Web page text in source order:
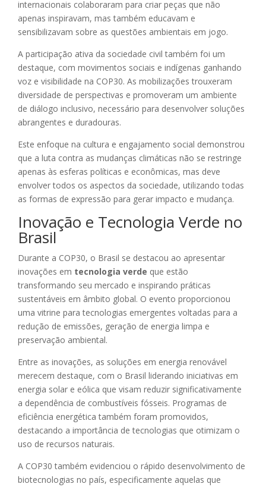
internacionais colaboraram para criar peças que não
apenas inspiravam, mas também educavam e
sensibilizavam sobre as questões ambientais em jogo.
A participação ativa da sociedade civil também foi um
destaque, com movimentos sociais e indígenas ganhando
voz e visibilidade na COP30. As mobilizações trouxeram
diversidade de perspectivas e promoveram um ambiente
de diálogo inclusivo, necessário para desenvolver soluções
abrangentes e duradouras.
Este enfoque na cultura e engajamento social demonstrou
que a luta contra as mudanças climáticas não se restringe
apenas às esferas políticas e econômicas, mas deve
envolver todos os aspectos da sociedade, utilizando todas
as formas de expressão para gerar impacto e mudança.
Inovação e Tecnologia Verde no
Brasil
Durante a COP30, o Brasil se destacou ao apresentar
inovações em tecnologia verde que estão
transformando seu mercado e inspirando práticas
sustentáveis em âmbito global. O evento proporcionou
uma vitrine para tecnologias emergentes voltadas para a
redução de emissões, geração de energia limpa e
preservação ambiental.
Entre as inovações, as soluções em energia renovável
merecem destaque, com o Brasil liderando iniciativas em
energia solar e eólica que visam reduzir significativamente
a dependência de combustíveis fósseis. Programas de
eficiência energética também foram promovidos,
destacando a importância de tecnologias que otimizam o
uso de recursos naturais.
A COP30 também evidenciou o rápido desenvolvimento de
biotecnologias no país, especificamente aquelas que